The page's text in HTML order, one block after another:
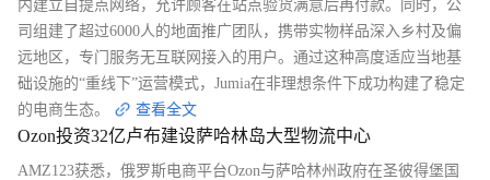
内建立自提点网络，允许顾客在站点验货满意后再付款。同时，公
司组建了超过6000人的地面推广团队，携带实物样品深入乡村及偏
远地区，专门服务无互联网接入的用户。通过这种高度适应当地基
础设施的“重线下”运营模式，Jumia在非理想条件下成功构建了稳定
的电商生态。
查看全文
Ozon投资32亿卢布建设萨哈林岛大型物流中心
AMZ123获悉，俄罗斯电商平台Ozon与萨哈林州政府在圣彼得堡国